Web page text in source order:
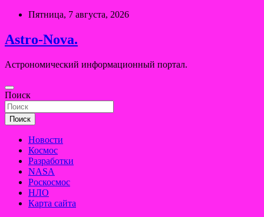
Перейти
содержимому
Пятница, 7 августа, 2026
Astro-Nova.
Астрономический информационный портал.
Поиск
Поиск
Новости
Космос
Разработки
NASA
Роскосмос
НЛО
Карта сайта